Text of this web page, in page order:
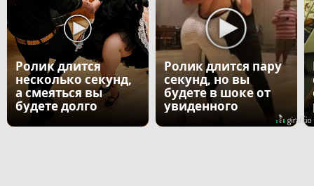
Ролик длится
несколько секунд,
а смеяться вы
будете долго
Ролик длится пару
секунд, но вы
будете в шоке от
увиденного